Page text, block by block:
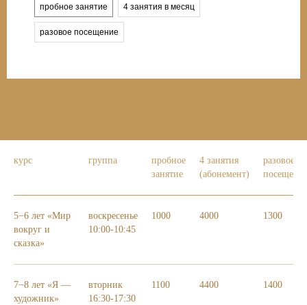
пробное занятие
4 занятия в месяц
разовое посещение
курс группа
пробное
занятие
4 занятия
(абонемент)
разовое
5−6 лет «Мир
вокруг и
сказка»
воскресенье
10:00-10:45
1000 4000 1300
7−8 лет «Я —
художник»
вторник
16:30-17:30
1100 4400 1400